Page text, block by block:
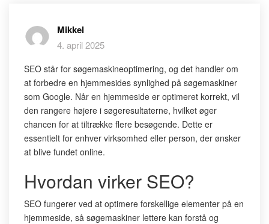
Mikkel
4. april 2025
SEO står for søgemaskineoptimering, og det handler om
at forbedre en hjemmesides synlighed på søgemaskiner
som Google. Når en hjemmeside er optimeret korrekt, vil
den rangere højere i søgeresultaterne, hvilket øger
chancen for at tiltrække flere besøgende. Dette er
essentielt for enhver virksomhed eller person, der ønsker
at blive fundet online.
Hvordan virker SEO?
SEO fungerer ved at optimere forskellige elementer på en
hjemmeside, så søgemaskiner lettere kan forstå og